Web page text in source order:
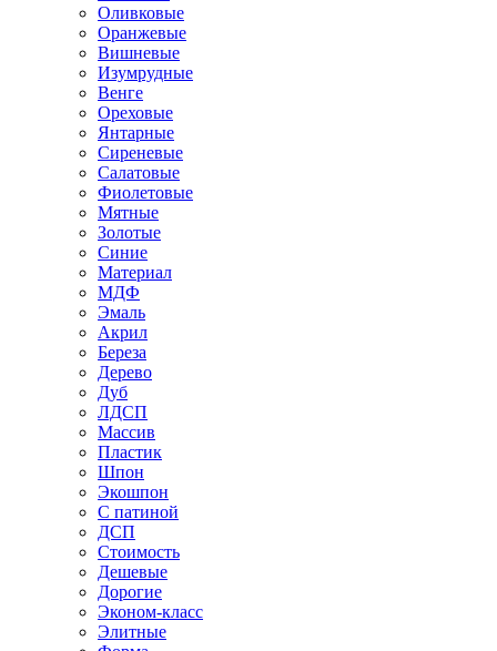
Оливковые
Оранжевые
Вишневые
Изумрудные
Венге
Ореховые
Янтарные
Сиреневые
Салатовые
Фиолетовые
Мятные
Золотые
Синие
Материал
МДФ
Эмаль
Акрил
Береза
Дерево
Дуб
ЛДСП
Массив
Пластик
Шпон
Экошпон
С патиной
ДСП
Стоимость
Дешевые
Дорогие
Эконом-класс
Элитные